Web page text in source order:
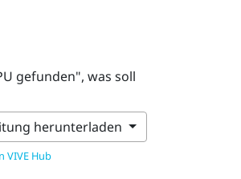
gefunden", was soll
VIVE Hub
herunterladen